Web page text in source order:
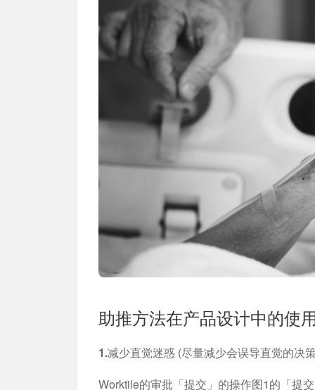
助推方法在产品设计中的使
1.减少直觉迷惑 (尽量减少会误导直觉的决
Worktile的审批「提交」的操作图1的「提